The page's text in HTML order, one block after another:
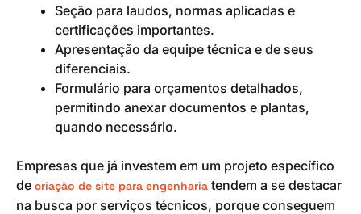
Seção para laudos, normas aplicadas e
certificações importantes.
Apresentação da equipe técnica e de seus
diferenciais.
Formulário para orçamentos detalhados,
permitindo anexar documentos e plantas,
quando necessário.
Empresas que já investem em um projeto específico
de criação de site para engenharia tendem a se destacar
na busca por serviços técnicos, porque conseguem